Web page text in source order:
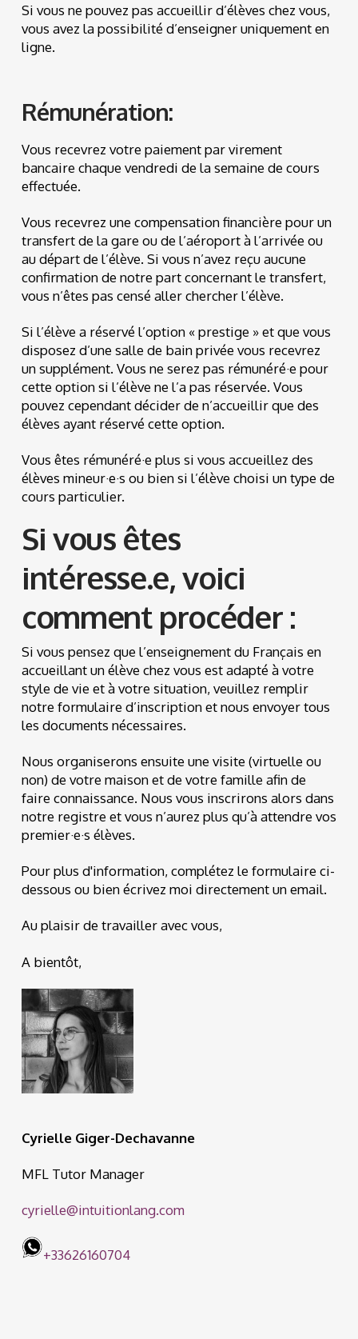
Si vous ne pouvez pas accueillir d’élèves chez vous,
vous avez la possibilité d’enseigner uniquement en
ligne.
Rémunération:
Vous recevrez votre paiement par virement
bancaire chaque vendredi de la semaine de cours
effectuée.
Vous recevrez une compensation financière pour un
transfert de la gare ou de l’aéroport à l’arrivée ou
au départ de l’élève. Si vous n’avez reçu aucune
confirmation de notre part concernant le transfert,
vous n’êtes pas censé aller chercher l’élève.
Si l’élève a réservé l’option « prestige » et que vous
disposez d’une salle de bain privée vous recevrez
un supplément. Vous ne serez pas rémunéré·e pour
cette option si l’élève ne l’a pas réservée. Vous
pouvez cependant décider de n’accueillir que des
élèves ayant réservé cette option.
Vous êtes rémunéré·e plus si vous accueillez des
élèves mineur·e·s ou bien si l’élève choisi un type de
cours particulier.
Si vous êtes
intéresse.e, voici
comment procéder :
Si vous pensez que l’enseignement du Français en
accueillant un élève chez vous est adapté à votre
style de vie et à votre situation, veuillez remplir
notre formulaire d’inscription et nous envoyer tous
les documents nécessaires.
Nous organiserons ensuite une visite (virtuelle ou
non) de votre maison et de votre famille afin de
faire connaissance. Nous vous inscrirons alors dans
notre registre et vous n’aurez plus qu’à attendre vos
premier·e·s élèves.
Pour plus d'information, complétez le formulaire ci-
dessous ou bien écrivez moi directement un email.
Au plaisir de travailler avec vous,
A bientôt,
Cyrielle Giger-Dechavanne
MFL Tutor Manager
cyrielle@intuitionlang.com
+33626160704